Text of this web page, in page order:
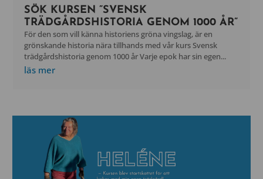
SÖK KURSEN ”SVENSK
TRÄDGÅRDSHISTORIA GENOM 1000 ÅR”
För den som vill känna historiens gröna vingslag, är en
grönskande historia nära tillhands med vår kurs Svensk
trädgårdshistoria genom 1000 år Varje epok har sin egen...
läs mer